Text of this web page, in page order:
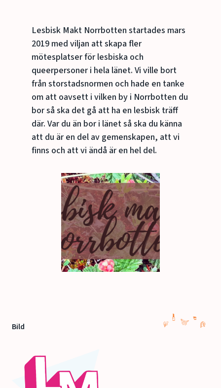
Lesbisk Makt Norrbotten startades mars
2019 med viljan att skapa fler
mötesplatser för lesbiska och
queerpersoner i hela länet. Vi ville bort
från storstadsnormen och hade en tanke
om att oavsett i vilken by i Norrbotten du
bor så ska det gå att ha en lesbisk träff
där. Var du än bor i länet så ska du känna
att du är en del av gemenskapen, att vi
finns och att vi ändå är en hel del.
Bild